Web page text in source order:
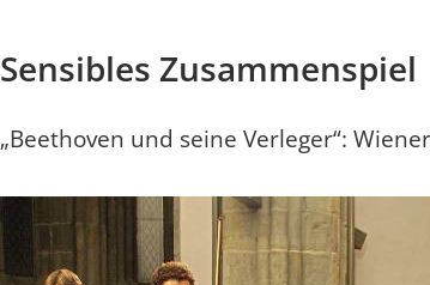
Sensibles Zusammenspiel
„Beethoven und seine Verleger“: